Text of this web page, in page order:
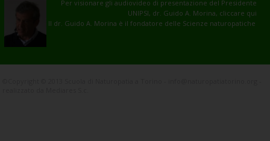
Per visionare gli audiovideo di presentazione del Presidente
UNIPSI, dr. Guido A. Morina, cliccare qui
Il dr. Guido A. Morina è il fondatore delle Scienze naturopatiche